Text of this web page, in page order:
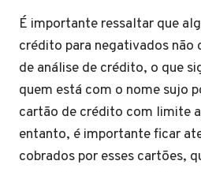
É importante ressaltar que
crédito para negativados não
de análise de crédito, o que
quem está com o nome sujo
cartão de crédito com limite
entanto, é importante ficar
cobrados por esses cartões,